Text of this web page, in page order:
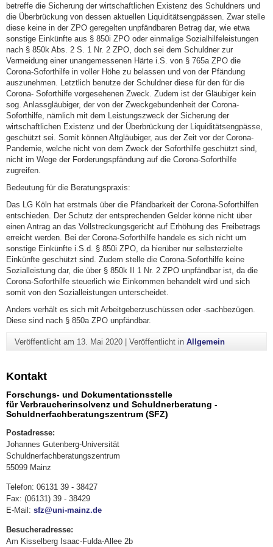
betreffe die Sicherung der wirtschaftlichen Existenz des Schuldners und
die Überbrückung von dessen aktuellen Liquiditätsengpässen. Zwar stelle
diese keine in der ZPO geregelten unpfändbaren Betrag dar, wie etwa
sonstige Einkünfte aus § 850i ZPO oder einmalige Sozialhilfeleistungen
nach § 850k Abs. 2 S. 1 Nr. 2 ZPO, doch sei dem Schuldner zur
Vermeidung einer unangemessenen Härte i.S. von § 765a ZPO die
Corona-Soforthilfe in voller Höhe zu belassen und von der Pfändung
auszunehmen. Letztlich benutze der Schuldner diese für den für die
Corona- Soforthilfe vorgesehenen Zweck. Zudem ist der Gläubiger kein
sog. Anlassgläubiger, der von der Zweckgebundenheit der Corona-
Soforthilfe, nämlich mit dem Leistungszweck der Sicherung der
wirtschaftlichen Existenz und der Überbrückung der Liquiditätsengpässe,
geschützt sei. Somit können Altgläubiger, aus der Zeit vor der Corona-
Pandemie, welche nicht von dem Zweck der Soforthilfe geschützt sind,
nicht im Wege der Forderungspfändung auf die Corona-Soforthilfe
zugreifen.
Bedeutung für die Beratungspraxis:
Das LG Köln hat erstmals über die Pfändbarkeit der Corona-Soforthilfen
entschieden. Der Schutz der entsprechenden Gelder könne nicht über
einen Antrag an das Vollstreckungsgericht auf Erhöhung des Freibetrags
erreicht werden. Bei der Corona-Soforthilfe handele es sich nicht um
sonstige Einkünfte i.S.d. § 850i ZPO, da hierüber nur selbsterzielte
Einkünfte geschützt sind. Zudem stelle die Corona-Soforthilfe keine
Sozialleistung dar, die über § 850k II 1 Nr. 2 ZPO unpfändbar ist, da die
Corona-Soforthilfe steuerlich wie Einkommen behandelt wird und sich
somit von den Sozialleistungen unterscheidet.
Anders verhält es sich mit Arbeitgeberzuschüssen oder -sachbezügen.
Diese sind nach § 850a ZPO unpfändbar.
Veröffentlicht am 13. Mai 2020| Veröffentlicht in Allgemein
Kontakt
Forschungs- und Dokumentationsstelle
für Verbraucherinsolvenz und Schuldnerberatung -
Schuldnerfachberatungszentrum (SFZ)
Postadresse:
Johannes Gutenberg-Universität
Schuldnerfachberatungszentrum
55099 Mainz
Telefon: 06131 39 - 38427
Fax: (06131) 39 - 38429
E-Mail: sfz@uni-mainz.de
Besucheradresse:
Am Kisselberg Isaac-Fulda-Allee 2b